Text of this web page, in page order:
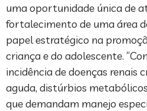
uma oportunidade única de
fortalecimento de uma área
papel estratégico na
criança e do adolescente.
incidência de doenças renais
aguda, distúrbios
que demandam manejo